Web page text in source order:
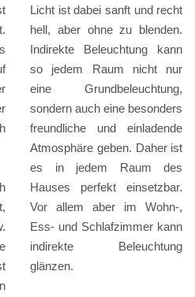
Licht ist dabei sanft und recht
hell, aber ohne zu blenden.
Indirekte Beleuchtung kann
so jedem Raum nicht nur
eine Grundbeleuchtung,
sondern auch eine besonders
freundliche und einladende
Atmosphäre geben. Daher ist
es in jedem Raum des
Hauses perfekt einsetzbar.
Vor allem aber im Wohn-,
Ess- und Schlafzimmer kann
indirekte Beleuchtung
glänzen.